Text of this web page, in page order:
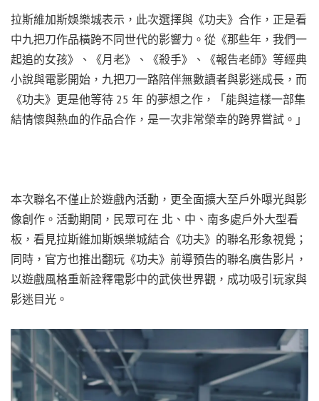
拉斯維加斯娛樂城表示，此次選擇與《功夫》合作，正是看
中九把刀作品橫跨不同世代的影響力。從《那些年，我們一
起追的女孩》、《月老》、《殺手》、《報告老師》等經典
小說與電影開始，九把刀一路陪伴無數讀者與影迷成長，而
《功夫》更是他等待 25 年 的夢想之作，「能與這樣一部集
結情懷與熱血的作品合作，是一次非常榮幸的跨界嘗試。」
本次聯名不僅止於遊戲內活動，更全面擴大至戶外曝光與影
像創作。活動期間，民眾可在 北、中、南多處戶外大型看
板，看見拉斯維加斯娛樂城結合《功夫》的聯名形象視覺；
同時，官方也推出翻玩《功夫》前導預告的聯名廣告影片，
以遊戲風格重新詮釋電影中的武俠世界觀，成功吸引玩家與
影迷目光。